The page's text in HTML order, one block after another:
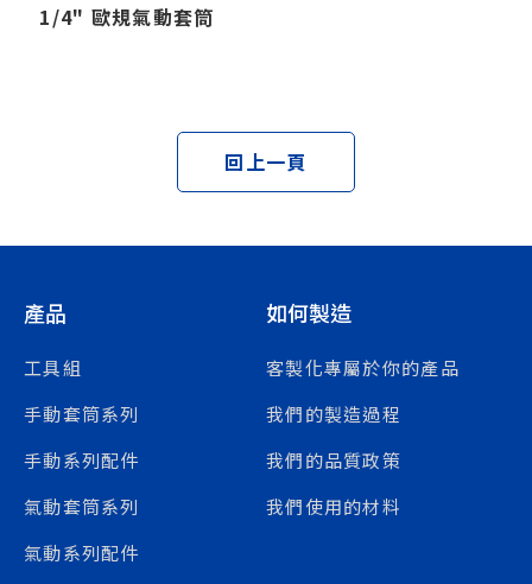
1/4" 歐規氣動套筒
回上一頁
產品
工具組
手動套筒系列
手動系列配件
氣動套筒系列
氣動系列配件
如何製造
客製化專屬於你的產品
我們的製造過程
我們的品質政策
我們使用的材料